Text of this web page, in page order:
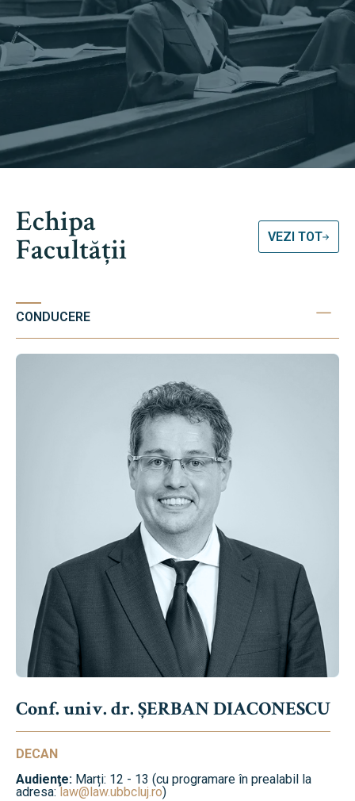
Echipa
Facultății VEZI TOT
CONDUCERE
Conf. univ. dr. ȘERBAN DIACONESCU
DECAN
Audienţe: Marți: 12 - 13 (cu programare în prealabil la
adresa:law@law.ubbcluj.ro)